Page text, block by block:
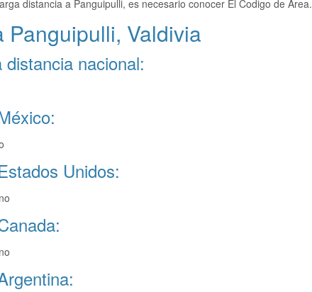
distancia a Panguipulli, es necesario conocer El Codigo de Area.
Panguipulli, Valdivia
nacional:
Unidos: